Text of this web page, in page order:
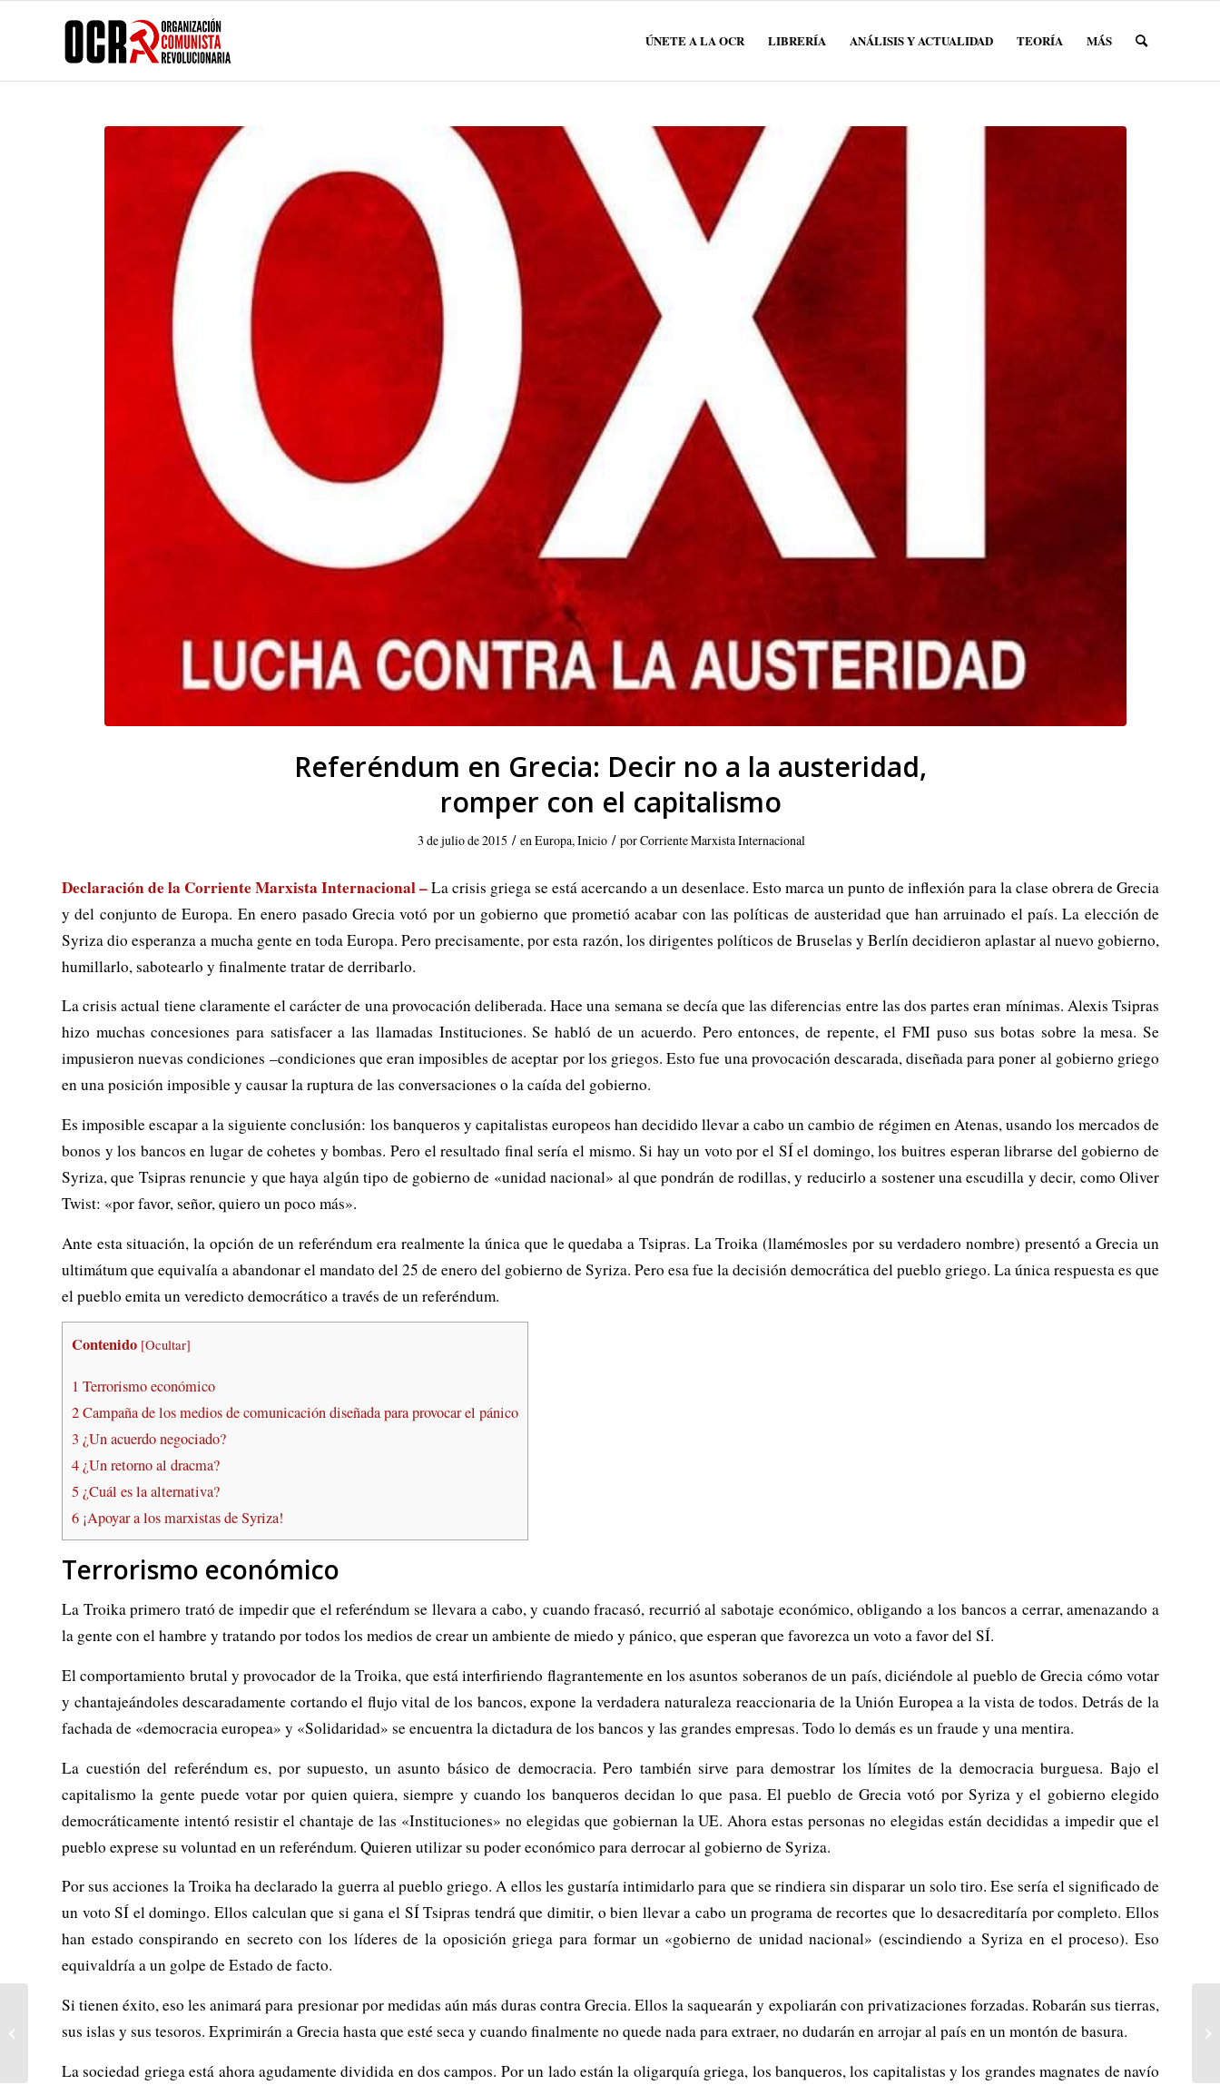
ÚNETE A LA OCR LIBRERÍA ANÁLISIS Y ACTUALIDAD TEORÍA MÁS
Referéndum en Grecia: Decir no a la austeridad,
romper con el capitalismo
3 de julio de 2015 / enEuropa,Inicio / porCorriente Marxista Internacional
Declaración de la Corriente Marxista Internacional –La crisis griega se está acercando a un desenlace. Esto marca un punto de inflexión para la clase obrera de Grecia
y del conjunto de Europa. En enero pasado Grecia votó por un gobierno que prometió acabar con las políticas de austeridad que han arruinado el país. La elección de
Syriza dio esperanza a mucha gente en toda Europa. Pero precisamente, por esta razón, los dirigentes políticos de Bruselas y Berlín decidieron aplastar al nuevo gobierno,
humillarlo, sabotearlo y finalmente tratar de derribarlo.
La crisis actual tiene claramente el carácter de una provocación deliberada. Hace una semana se decía que las diferencias entre las dos partes eran mínimas. Alexis Tsipras
hizo muchas concesiones para satisfacer a las llamadas Instituciones. Se habló de un acuerdo. Pero entonces, de repente, el FMI puso sus botas sobre la mesa. Se
impusieron nuevas condiciones –condiciones que eran imposibles de aceptar por los griegos. Esto fue una provocación descarada, diseñada para poner al gobierno griego
en una posición imposible y causar la ruptura de las conversaciones o la caída del gobierno.
Es imposible escapar a la siguiente conclusión: los banqueros y capitalistas europeos han decidido llevar a cabo un cambio de régimen en Atenas, usando los mercados de
bonos y los bancos en lugar de cohetes y bombas. Pero el resultado final sería el mismo. Si hay un voto por el SÍ el domingo, los buitres esperan librarse del gobierno de
Syriza, que Tsipras renuncie y que haya algún tipo de gobierno de «unidad nacional» al que pondrán de rodillas, y reducirlo a sostener una escudilla y decir, como Oliver
Twist: «por favor, señor, quiero un poco más».
Ante esta situación, la opción de un referéndum era realmente la única que le quedaba a Tsipras. La Troika (llamémosles por su verdadero nombre) presentó a Grecia un
ultimátum que equivalía a abandonar el mandato del 25 de enero del gobierno de Syriza. Pero esa fue la decisión democrática del pueblo griego. La única respuesta es que
el pueblo emita un veredicto democrático a través de un referéndum.
Contenido [Ocultar]
1 Terrorismo económico
2Campaña de los medios de comunicación diseñada para provocar el pánico
3 ¿Un acuerdo negociado?
4¿Un retorno al dracma?
5 ¿Cuál es la alternativa?
6 ¡Apoyar a los marxistas de Syriza!
Terrorismo económico
La Troika primero trató de impedir que el referéndum se llevara a cabo, y cuando fracasó, recurrió al sabotaje económico, obligando a los bancos a cerrar, amenazando a
la gente con el hambre y tratando por todos los medios de crear un ambiente de miedo y pánico, que esperan que favorezca un voto a favor del SÍ.
El comportamiento brutal y provocador de la Troika, que está interfiriendo flagrantemente en los asuntos soberanos de un país, diciéndole al pueblo de Grecia cómo votar
y chantajeándoles descaradamente cortando el flujo vital de los bancos, expone la verdadera naturaleza reaccionaria de la Unión Europea a la vista de todos. Detrás de la
fachada de «democracia europea» y «Solidaridad» se encuentra la dictadura de los bancos y las grandes empresas. Todo lo demás es un fraude y una mentira.
La cuestión del referéndum es, por supuesto, un asunto básico de democracia. Pero también sirve para demostrar los límites de la democracia burguesa. Bajo el
capitalismo la gente puede votar por quien quiera, siempre y cuando los banqueros decidan lo que pasa. El pueblo de Grecia votó por Syriza y el gobierno elegido
democráticamente intentó resistir el chantaje de las «Instituciones» no elegidas que gobiernan la UE. Ahora estas personas no elegidas están decididas a impedir que el
pueblo exprese su voluntad en un referéndum. Quieren utilizar su poder económico para derrocar al gobierno de Syriza.
Por sus acciones la Troika ha declarado la guerra al pueblo griego. A ellos les gustaría intimidarlo para que se rindiera sin disparar un solo tiro. Ese sería el significado de
un voto SÍ el domingo. Ellos calculan que si gana el SÍ Tsipras tendrá que dimitir, o bien llevar a cabo un programa de recortes que lo desacreditaría por completo. Ellos
han estado conspirando en secreto con los líderes de la oposición griega para formar un «gobierno de unidad nacional» (escindiendo a Syriza en el proceso). Eso
equivaldría a un golpe de Estado de facto.
Si tienen éxito, eso les animará para presionar por medidas aún más duras contra Grecia. Ellos la saquearán y expoliarán con privatizaciones forzadas. Robarán sus tierras,
sus islas y sus tesoros. Exprimirán a Grecia hasta que esté seca y cuando finalmente no quede nada para extraer, no dudarán en arrojar al país en un montón de basura.
La sociedad griega está ahora agudamente dividida en dos campos. Por un lado están la oligarquía griega, los banqueros, los capitalistas y los grandes magnates de navío
Grecia: la troika exige la
cabeza de Tsipras en una